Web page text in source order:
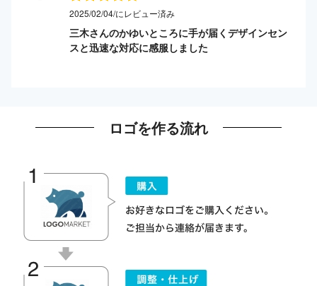
2025/02/04/にレビュー済み
三木さんのかゆいところに手が届くデザインセン
スと迅速な対応に感服しました
ロゴを作る流れ